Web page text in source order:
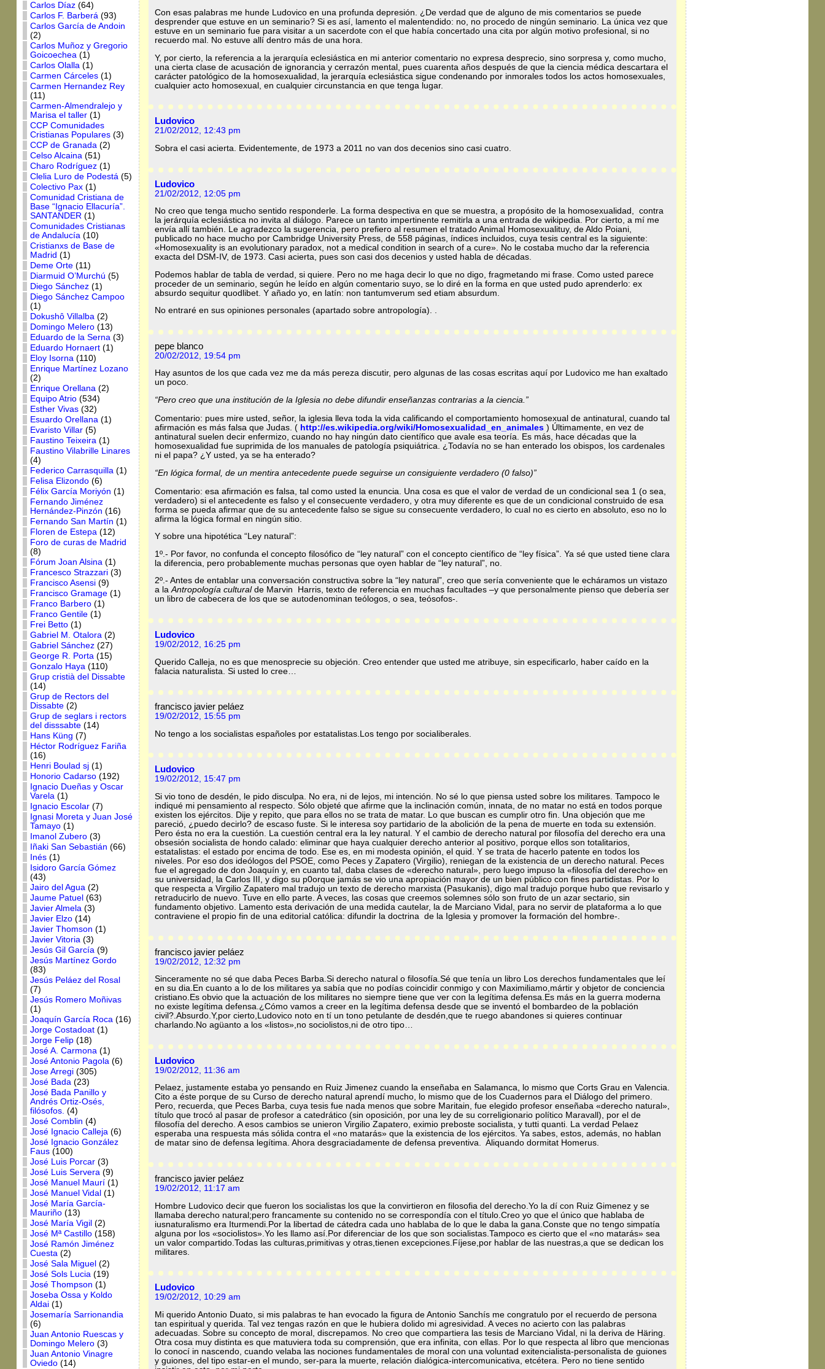
Carlos Díaz(64)
Carlos F. Barberá(93)
Carlos García de Andoin
(2)
Carlos Muñoz y Gregorio
Goicoechea(1)
Carlos Olalla(1)
Carmen Cárceles(1)
Carmen Hernandez Rey
(11)
Carmen-Almendralejo y
Marisa el taller(1)
CCP Comunidades
Cristianas Populares(3)
CCP de Granada(2)
Celso Alcaina(51)
Charo Rodríguez(1)
Clelia Luro de Podestá(5)
Colectivo Pax(1)
Comunidad Cristiana de
Base “Ignacio Ellacuría”.
SANTANDER(1)
Comunidades Cristianas
de Andalucía(10)
Cristianxs de Base de
Madrid (1)
Deme Orte(11)
Diarmuid O’Murchú (5)
Diego Sánchez(1)
Diego Sánchez Campoo
(1)
Dokushô Villalba(2)
Domingo Melero(13)
Eduardo de la Serna(3)
Eduardo Hornaert(1)
Eloy Isorna(110)
Enrique Martínez Lozano
(2)
Enrique Orellana(2)
Equipo Atrio(534)
Esther Vivas(32)
Esuardo Orellana(1)
Evaristo Villar(5)
Faustino Teixeira(1)
Faustino Vilabrille Linares
(4)
Federico Carrasquilla(1)
Felisa Elizondo(6)
Félix García Moriyón (1)
Fernando Jiménez
Hernández-Pinzón (16)
Fernando San Martín (1)
Floren de Estepa(12)
Foro de curas de Madrid
(8)
Fórum Joan Alsina(1)
Francesco Strazzari(3)
Francisco Asensi(9)
Francisco Gramage(1)
Franco Barbero(1)
Franco Gentile(1)
Frei Betto(1)
Gabriel M. Otalora(2)
Gabriel Sánchez(27)
George R. Porta(15)
Gonzalo Haya(110)
Grup cristià del Dissabte
(14)
Grup de Rectors del
Dissabte(2)
Grup de seglars i rectors
del disssabte(14)
Hans Küng (7)
Héctor Rodríguez Fariña
(16)
Henri Boulad sj(1)
Honorio Cadarso(192)
Ignacio Dueñas y Oscar
Varela(1)
Ignacio Escolar(7)
Ignasi Moreta y Juan José
Tamayo(1)
Imanol Zubero(3)
Iñaki San Sebastián (66)
Inés(1)
Isidoro García Gómez
(43)
Jairo del Agua(2)
Jaume Patuel (63)
Javier Almela(3)
Javier Elzo(14)
Javier Thomson (1)
Javier Vitoria(3)
Jesús Gil García(9)
Jesús Martínez Gordo
(83)
Jesús Peláez del Rosal
(7)
Jesús Romero Moñivas
(1)
Joaquín García Roca(16)
Jorge Costadoat(1)
Jorge Felip(18)
José A. Carmona(1)
José Antonio Pagola(6)
Jose Arregi(305)
José Bada(23)
José Bada Panillo y
Andrés Ortiz-Osés,
filósofos. (4)
José Comblin (4)
José Ignacio Calleja(6)
José Ignacio González
Faus(100)
José Luis Porcar(3)
José Luis Servera(9)
José Manuel Maurí(1)
José Manuel Vidal (1)
José María García-
Mauriño(13)
José María Vigil (2)
José Mª Castillo(158)
José Ramón Jiménez
Cuesta(2)
José Sala Miguel (2)
José Sols Lucia(19)
José Thompson (1)
Joseba Ossa y Koldo
Aldai(1)
Josemaría Sarrionandia
(6)
Juan Antonio Ruescas y
Domingo Melero(3)
Juan Antonio Vinagre
Oviedo(14)
Con esas palabras me hunde Ludovico en una profunda depresión. ¿De verdad que de alguno de mis comentarios se puede
desprender que estuve en un seminario? Si es así, lamento el malentendido: no, no procedo de ningún seminario. La única vez que
estuve en un seminario fue para visitar a un sacerdote con el que había concertado una cita por algún motivo profesional, si no
recuerdo mal. No estuve allí dentro más de una hora.
Y, por cierto, la referencia a la jerarquía eclesiástica en mi anterior comentario no expresa desprecio, sino sorpresa y, como mucho,
una cierta clase de acusación de ignorancia y cerrazón mental, pues cuarenta años después de que la ciencia médica descartara el
carácter patológico de la homosexualidad, la jerarquía eclesiástica sigue condenando por inmorales todos los actos homosexuales,
cualquier acto homosexual, en cualquier circunstancia en que tenga lugar.
Ludovico
21/02/2012, 12:43 pm
Sobra el casi acierta. Evidentemente, de 1973 a 2011 no van dos decenios sino casi cuatro.
Ludovico
21/02/2012, 12:05 pm
No creo que tenga mucho sentido responderle. La forma despectiva en que se muestra, a propósito de la homosexualidad, contra
la jerárquía eclesiástica no invita al diálogo. Parece un tanto impertinente remitirla a una entrada de wikipedia. Por cierto, a mí me
envía allí también. Le agradezco la sugerencia, pero prefiero al resumen el tratado Animal Homosexualituy, de Aldo Poiani,
publicado no hace mucho por Cambridge University Press, de 558 páginas, índices incluidos, cuya tesis central es la siguiente:
«Homosexuality is an evolutionary paradox, not a medical condition in search of a cure». No le costaba mucho dar la referencia
exacta del DSM-IV, de 1973. Casi acierta, pues son casi dos decenios y usted habla de décadas.
Podemos hablar de tabla de verdad, si quiere. Pero no me haga decir lo que no digo, fragmetando mi frase. Como usted parece
proceder de un seminario, según he leído en algún comentario suyo, se lo diré en la forma en que usted pudo aprenderlo: ex
absurdo sequitur quodlibet. Y añado yo, en latín: non tantumverum sed etiam absurdum.
No entraré en sus opiniones personales (apartado sobre antropología). .
pepe blanco
20/02/2012, 19:54 pm
Hay asuntos de los que cada vez me da más pereza discutir, pero algunas de las cosas escritas aquí por Ludovico me han exaltado
un poco.
“Pero creo que una institución de la Iglesia no debe difundir enseñanzas contrarias a la ciencia.”
Comentario: pues mire usted, señor, la iglesia lleva toda la vida calificando el comportamiento homosexual de antinatural, cuando tal
afirmación es más falsa que Judas. ( http://es.wikipedia.org/wiki/Homosexualidad_en_animales) Últimamente, en vez de
antinatural suelen decir enfermizo, cuando no hay ningún dato científico que avale esa teoría. Es más, hace décadas que la
homosexualidad fue suprimida de los manuales de patología psiquiátrica. ¿Todavía no se han enterado los obispos, los cardenales
ni el papa? ¿Y usted, ya se ha enterado?
“En lógica formal, de un mentira antecedente puede seguirse un consiguiente verdadero (0 falso)”
Comentario: esa afirmación es falsa, tal como usted la enuncia. Una cosa es que el valor de verdad de un condicional sea 1 (o sea,
verdadero) si el antecedente es falso y el consecuente verdadero, y otra muy diferente es que de un condicional construido de esa
forma se pueda afirmar que de su antecedente falso se sigue su consecuente verdadero, lo cual no es cierto en absoluto, eso no lo
afirma la lógica formal en ningún sitio.
Y sobre una hipotética “Ley natural”:
1º.- Por favor, no confunda el concepto filosófico de “ley natural” con el concepto científico de “ley física”. Ya sé que usted tiene clara
la diferencia, pero probablemente muchas personas que oyen hablar de “ley natural”, no.
2º.- Antes de entablar una conversación constructiva sobre la “ley natural”, creo que sería conveniente que le echáramos un vistazo
a laAntropologíaculturalde Marvin Harris, texto de referencia en muchas facultades –y que personalmente pienso que debería ser
un libro de cabecera de los que se autodenominan teólogos, o sea, teósofos-.
Ludovico
19/02/2012, 16:25 pm
Querido Calleja, no es que menosprecie su objeción. Creo entender que usted me atribuye, sin especificarlo, haber caído en la
falacia naturalista. Si usted lo cree…
francisco javier peláez
19/02/2012, 15:55 pm
No tengo a los socialistas españoles por estatalistas.Los tengo por socialiberales.
Ludovico
19/02/2012, 15:47 pm
Si vio tono de desdén, le pido disculpa. No era, ni de lejos, mi intención. No sé lo que piensa usted sobre los militares. Tampoco le
indiqué mi pensamiento al respecto. Sólo objeté que afirme que la inclinación común, innata, de no matar no está en todos porque
existen los ejércitos. Dije y repito, que para ellos no se trata de matar. Lo que buscan es cumplir otro fin. Una objeción que me
pareció, ¿puedo decirlo? de escaso fuste. Si le interesa soy partidario de la abolición de la pena de muerte en toda su extensión.
Pero ésta no era la cuestión. La cuestión central era la ley natural. Y el cambio de derecho natural por filosofía del derecho era una
obsesión socialista de hondo calado: eliminar que haya cualquier derecho anterior al positivo, porque ellos son totalitarios,
estatalistas: el estado por encima de todo. Ese es, en mi modesta opinión, el quid. Y se trata de hacerlo patente en todos los
niveles. Por eso dos ideólogos del PSOE, como Peces y Zapatero (Virgilio), reniegan de la existencia de un derecho natural. Peces
fue el agregado de don Joaquín y, en cuanto tal, daba clases de «derecho natural», pero luego impuso la «filosofía del derecho» en
su universidad, la Carlos III, y digo su p0orque jamás se vio una apropiación mayor de un bien público con fines partidistas. Por lo
que respecta a Virgilio Zapatero mal tradujo un texto de derecho marxista (Pasukanis), digo mal tradujo porque hubo que revisarlo y
retraducirlo de nuevo. Tuve en ello parte. A veces, las cosas que creemos solemnes sólo son fruto de un azar sectario, sin
fundamento objetivo. Lamento esta derivación de una medida cautelar, la de Marciano Vidal, para no servir de plataforma a lo que
contraviene el propio fin de una editorial católica: difundir la doctrina de la Iglesia y promover la formación del hombre-.
francisco javier peláez
19/02/2012, 12:32 pm
Sinceramente no sé que daba Peces Barba.Si derecho natural o filosofía.Sé que tenía un libro Los derechos fundamentales que leí
en su dia.En cuanto a lo de los militares ya sabía que no podías coincidir conmigo y con Maximiliamo,mártir y objetor de conciencia
cristiano.Es obvio que la actuación de los militares no siempre tiene que ver con la legítima defensa.Es más en la guerra moderna
no existe legítima defensa.¿Cómo vamos a creer en la legítima defensa desde que se inventó el bombardeo de la población
civil?.Absurdo.Y,por cierto,Ludovico noto en tí un tono petulante de desdén,que te ruego abandones si quieres continuar
charlando.No agüanto a los «listos»,no sociolistos,ni de otro tipo…
Ludovico
19/02/2012, 11:36 am
Pelaez, justamente estaba yo pensando en Ruiz Jimenez cuando la enseñaba en Salamanca, lo mismo que Corts Grau en Valencia.
Cito a éste porque de su Curso de derecho natural aprendí mucho, lo mismo que de los Cuadernos para el Diálogo del primero.
Pero, recuerda, que Peces Barba, cuya tesis fue nada menos que sobre Maritain, fue elegido profesor enseñaba «derecho natural»,
título que trocó al pasar de profesor a catedrático (sin oposición, por una ley de su correligionario político Maravall), por el de
filosofía del derecho. A esos cambios se unieron Virgilio Zapatero, eximio preboste socialista, y tutti quanti. La verdad Pelaez
esperaba una respuesta más sólida contra el «no matarás» que la existencia de los ejércitos. Ya sabes, estos, además, no hablan
de matar sino de defensa legítima. Ahora desgraciadamente de defensa preventiva. Aliquando dormitat Homerus.
francisco javier peláez
19/02/2012, 11:17 am
Hombre Ludovico decir que fueron los socialistas los que la convirtieron en filosofia del derecho.Yo la dí con Ruiz Gimenez y se
llamaba derecho natural;pero francamente su contenido no se correspondía con el título.Creo yo que el único que hablaba de
iusnaturalismo era Iturmendi.Por la libertad de cátedra cada uno hablaba de lo que le daba la gana.Conste que no tengo simpatía
alguna por los «sociolistos».Yo les llamo así.Por diferenciar de los que son socialistas.Tampoco es cierto que el «no matarás» sea
un valor compartido.Todas las culturas,primitivas y otras,tienen excepciones.Fíjese,por hablar de las nuestras,a que se dedican los
militares.
Ludovico
19/02/2012, 10:29 am
Mi querido Antonio Duato, si mis palabras te han evocado la figura de Antonio Sanchís me congratulo por el recuerdo de persona
tan espiritual y querida. Tal vez tengas razón en que le hubiera dolido mi agresividad. A veces no acierto con las palabras
adecuadas. Sobre su concepto de moral, discrepamos. No creo que compartiera las tesis de Marciano Vidal, ni la deriva de Häring.
Otra cosa muy distinta es que matuviera toda su comprensión, que era infinita, con ellas. Por lo que respecta al libro que mencionas
lo conocí in nascendo, cuando velaba las nociones fundamentales de moral con una voluntad exitencialista-personalista de guiones
y guiones, del tipo estar-en el mundo, ser-para la muerte, relación dialógica-intercomunicativa, etcétera. Pero no tiene sentido